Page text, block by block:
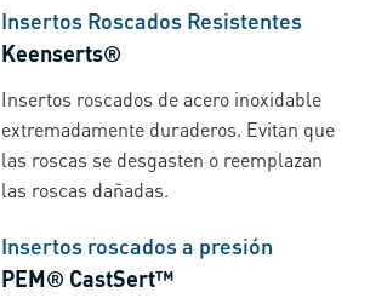
Insertos Roscados Resistentes
Keenserts®
Insertos roscados de acero inoxidable
extremadamente duraderos. Evitan que
las roscas se desgasten o reemplazan
las roscas dañadas.
Insertos roscados a presión
PEM® CastSert™